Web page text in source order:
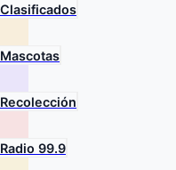
Clasificados
Mascotas
Recolección
Radio 99.9